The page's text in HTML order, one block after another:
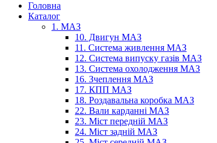
Головна
Каталог
1. МАЗ
10. Двигун МАЗ
11. Система живлення МАЗ
12. Система випуску газів МАЗ
13. Система охолодження МАЗ
16. Зчеплення МАЗ
17. КПП МАЗ
18. Роздавальна коробка МАЗ
22. Вали карданні МАЗ
23. Міст передній МАЗ
24. Міст задній МАЗ